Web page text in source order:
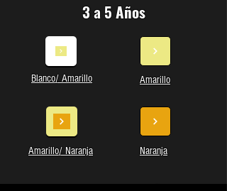
3 a 5 Años
Blanco/ Amarillo
Amarillo/ Naranja
Amarillo
Naranja